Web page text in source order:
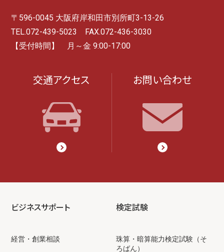
〒596-0045 大阪府岸和田市別所町3-13-26
TEL.072-439-5023 FAX.072-436-3030
【受付時間】 月～金 9:00-17:00
交通アクセス お問い合わせ
ビジネスサポート
経営・創業相談
検定試験
珠算・暗算能力検定試験（そ
ろばん）